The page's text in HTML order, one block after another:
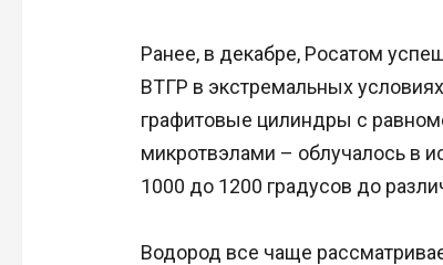
Ранее, в декабре, Росатом
ВТГР в экстремальных
графитовые цилиндры с
микротвэлами – облучалось в
1000 до 1200 градусов до
Водород все чаще